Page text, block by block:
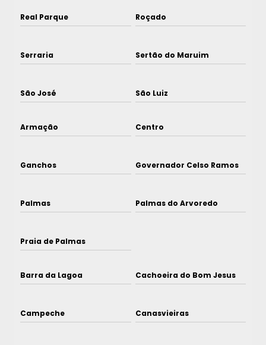
Real Parque Roçado
Serraria Sertão do Maruim
São José São Luiz
Armação Centro
Ganchos Governador Celso Ramos
Palmas Palmas do Arvoredo
Praia de Palmas
Barra da Lagoa Cachoeira do Bom Jesus
Campeche Canasvieiras